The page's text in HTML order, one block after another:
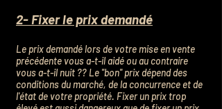
2- Fixer le prix demandé
Le prix demandé lors de votre mise en vente
précédente vous a-t-il aidé ou au contraire
vous a-t-il nuit ?? Le ''bon'' prix dépend des
conditions du marché, de la concurrence et de
l'état de votre propriété. Fixer un prix trop